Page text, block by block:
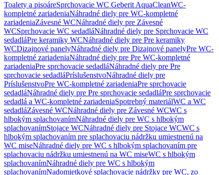
Toalety a pisoáreSprchovacie WC Geberit AquaCleanWC-
kompletné zariadeniaNáhradné diely pre WC-kompletné
zariadeniaZávesné WCNáhradné diely pre Závesné
WCSprchovacie WC sedadláNáhradné diely pre Sprchovacie WC
sedadláPre keramiky WCNáhradné diely pre Pre keramiky
WCDizajnové panelyNáhradné diely pre Dizajnové panelyPre WC-
kompletné zariadeniaNáhradné diely pre Pre WC-kompletné
zariadeniaPre sprchovacie sedadláNáhradné diely pre Pre
sprchovacie sedadláPríslušenstvoNáhradné diely pre
PríslušenstvoPre WC-kompletné zariadeniaPre sprchovacie
sedadláNáhradné diely pre Pre sprchovacie sedadláPre sprchovacie
sedadlá a WC-kompletné zariadeniaSpotrebný materiálWC a WC
sedadláZávesné WCNáhradné diely pre Závesné WCWC s
hlbokým splachovanímNáhradné diely pre WC s hlbokým
splachovanímStojace WCNáhradné diely pre Stojace WCWC s
hlbokým splachovaním pre splachovaciu nádržku umiestnenú na
WC miseNáhradné diely pre WC s hlbokým splachovaním pre
splachovaciu nádržku umiestnenú na WC miseWC s hlbokým
splachovanímNáhradné diely pre WC s hlbokým
splachovanímNadomietkové splachovacie nádržky pre WC, zo